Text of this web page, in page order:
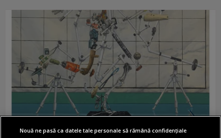
Nouă ne pasă ca datele tale personale să rămână confidențiale